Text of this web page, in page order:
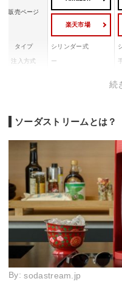
販売ページ
楽天市場
タイプ シリンダー式
注入方式 ー
幅x高さx奥行 13x420x185 mm
続
ソーダストリームとは？
By: sodastream.jp